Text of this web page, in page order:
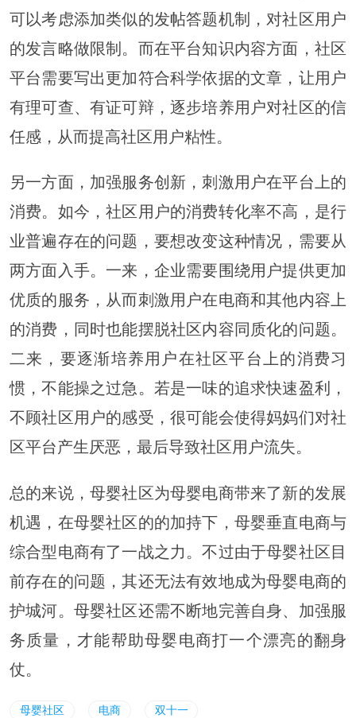
可以考虑添加类似的发帖答题机制，对社区用户
的发言略做限制。而在平台知识内容方面，社区
平台需要写出更加符合科学依据的文章，让用户
有理可查、有证可辩，逐步培养用户对社区的信
任感，从而提高社区用户粘性。
另一方面，加强服务创新，刺激用户在平台上的
消费。如今，社区用户的消费转化率不高，是行
业普遍存在的问题，要想改变这种情况，需要从
两方面入手。一来，企业需要围绕用户提供更加
优质的服务，从而刺激用户在电商和其他内容上
的消费，同时也能摆脱社区内容同质化的问题。
二来，要逐渐培养用户在社区平台上的消费习
惯，不能操之过急。若是一味的追求快速盈利，
不顾社区用户的感受，很可能会使得妈妈们对社
区平台产生厌恶，最后导致社区用户流失。
总的来说，母婴社区为母婴电商带来了新的发展
机遇，在母婴社区的的加持下，母婴垂直电商与
综合型电商有了一战之力。不过由于母婴社区目
前存在的问题，其还无法有效地成为母婴电商的
护城河。母婴社区还需不断地完善自身、加强服
务质量，才能帮助母婴电商打一个漂亮的翻身
仗。
母婴社区 电商 双十一